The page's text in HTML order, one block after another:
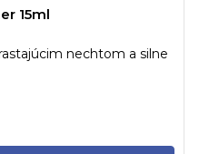
15ml
nechtom a silne